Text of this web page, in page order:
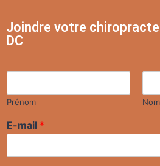
Joindre votre
DC
m
Prénom Nom
E-mail *